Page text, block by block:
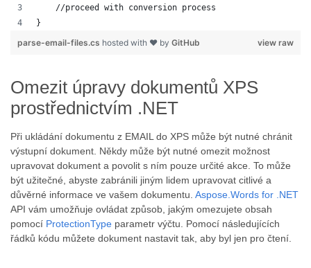
    //proceed with conversion process
}
view raw
parse-email-files.cs hosted with ❤ by GitHub
Omezit úpravy dokumentů XPS
prostřednictvím .NET
Při ukládání dokumentu z EMAIL do XPS může být nutné chránit
výstupní dokument. Někdy může být nutné omezit možnost
upravovat dokument a povolit s ním pouze určité akce. To může
být užitečné, abyste zabránili jiným lidem upravovat citlivé a
důvěrné informace ve vašem dokumentu. Aspose.Words for .NET
API vám umožňuje ovládat způsob, jakým omezujete obsah
pomocí ProtectionType parametr výčtu. Pomocí následujících
řádků kódu můžete dokument nastavit tak, aby byl jen pro čtení.